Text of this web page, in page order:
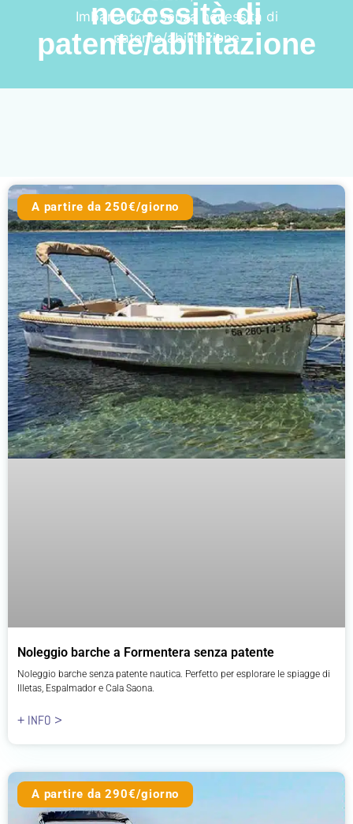
Imbarcazioni senza necessità di
patente/abilitazione
necessità di
patente/abilitazione
A partire da 250€/giorno
Noleggio barche a Formentera senza patente
Noleggio barche senza patente nautica. Perfetto per esplorare le spiagge di
Illetas, Espalmador e Cala Saona.
+ INFO >
A partire da 290€/giorno